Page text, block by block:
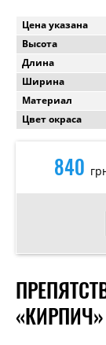
Цена указана
Высота
Длина
Ширина
Материал
Цвет окраса
840